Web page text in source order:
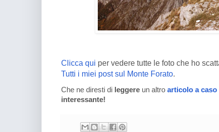
Clicca qui per vedere tutte le foto che ho
Tutti i miei post sul Monte Forato.
Che ne diresti di leggere un altro articolo a caso
interessante!